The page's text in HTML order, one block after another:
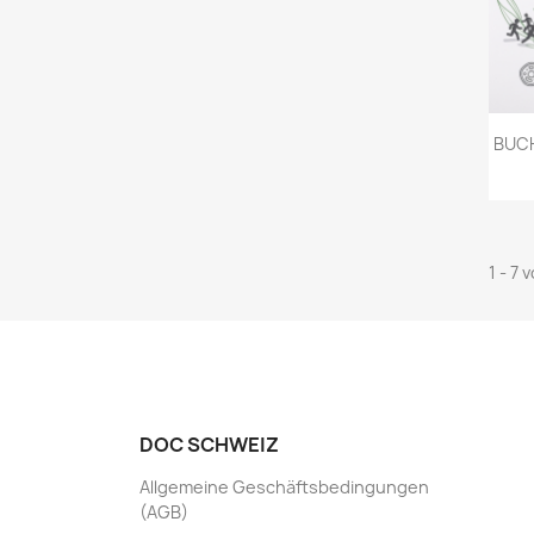
1 - 7
DOC SCHWEIZ
Allgemeine Geschäftsbedingungen
(AGB)